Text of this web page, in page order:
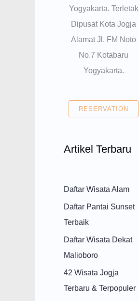
Yogyakarta. Terletak
Dipusat Kota Jogja
Alamat Jl. FM Noto
No.7 Kotabaru
Yogyakarta.
RESERVATION
Artikel Terbaru
Daftar Wisata Alam
Daftar Pantai Sunset
Terbaik
Daftar Wisata Dekat
Malioboro
42 Wisata Jogja
Terbaru & Terpopuler